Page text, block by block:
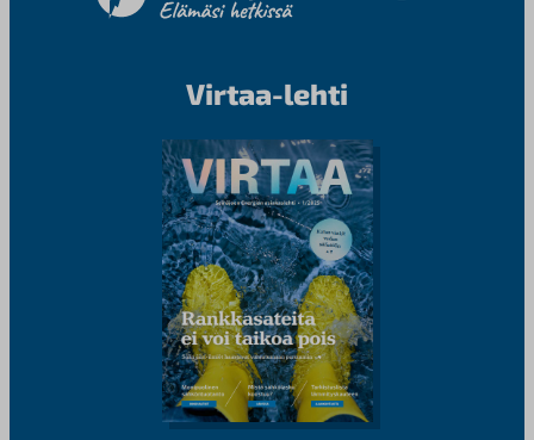
Virtaa-lehti